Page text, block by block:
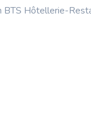
Hôtellerie-